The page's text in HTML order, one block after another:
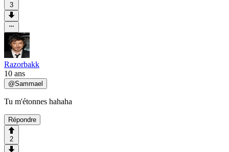
3
Razorbakk
10 ans
@Sammael
Tu m'étonnes hahaha
Répondre
2